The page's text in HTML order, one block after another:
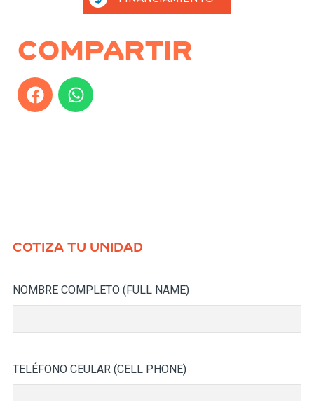
Compartir
COTIZA TU UNIDAD
NOMBRE COMPLETO (FULL NAME)
TELÉFONO CEULAR (CELL PHONE)